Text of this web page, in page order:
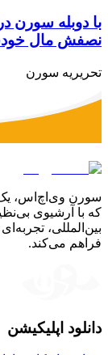
با دوبله سورن
نصفش مال
تحریریه سورن
که با آرشیوی
بین‌المللی،
فراهم می‌کند.
دانلود اپلیکیشن